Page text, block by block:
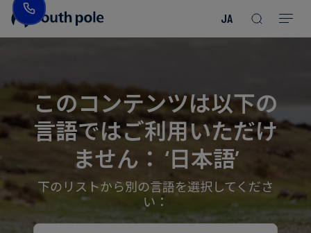
JA
役
員
紹
介
所
ァ
ッ
シ
ョ
ン
エ
ク
ト
を
見
る
レ
ポ
ー
ト
後
Read more
Read more
Read more
Read more
Read more
Read more
Read more
Read more
Read more Read more
このコンテンツは以下の
言語ではご利用いただけ
ません： ‘日本語’
下のリストから別の言語を選択してくださ
い：